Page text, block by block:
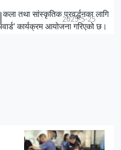
तथा सांस्कृतिक प्रवर्द्धनका लागि
कार्यक्रम आयोजना गरिएको छ।
2025-5-25